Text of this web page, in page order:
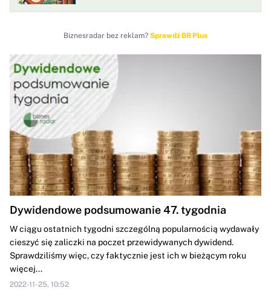
Biznesradar bez reklam? Sprawdź BR Plus
Dywidendowe podsumowanie 47. tygodnia
W ciągu ostatnich tygodni szczególną popularnością wydawały
cieszyć się zaliczki na poczet przewidywanych dywidend.
Sprawdziliśmy więc, czy faktycznie jest ich w bieżącym roku
więcej...
2022-11-25, 10:52